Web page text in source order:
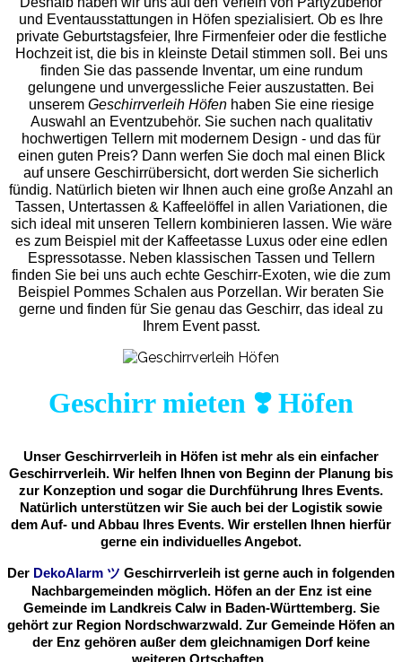
und Eventausstattungen in Höfen spezialisiert. Ob es Ihre
private Geburtstagsfeier, Ihre Firmenfeier oder die festliche
Hochzeit ist, die bis in kleinste Detail stimmen soll. Bei uns
finden Sie das passende Inventar, um eine rundum
gelungene und unvergess liche Feier auszustatten. Bei
unserem Geschirrverleih Höfenhaben Sie eine riesige
Auswahl an Eventzubehör. Sie suchen nach qualitativ
hochwertigen Tellern mit modernem Design - und das für
einen guten Preis? Dann werfen Sie doch mal einen Blick
auf unsere Geschirrübersicht, dort werden Sie sicherlich
fündig. Natürlich bieten wir Ihnen auch eine große Anzahl an
Tassen, Untertassen & Kaffeelöffel in allen Variationen, die
sich ideal mit unseren Tellern kombinieren lassen. Wie wäre
es zum Beispiel mit der Kaffeetasse Luxus oder eine edlen
Espressotasse. Neben klassischen Tassen und Tellern
finden Sie bei uns auch echte Geschirr-Exoten, wie die zum
Beispiel Pommes Schalen aus Porzellan. Wir beraten Sie
gerne und finden für Sie genau das Geschirr, das ideal zu
Ihrem Event passt.
Geschirr mieten ❣️ Höfen
Unser Geschirrverleih in Höfen ist mehr als ein einfacher
Geschirrverleih. Wir helfen Ihnen von Beginn der Planung bis
zur Konzeption und sogar die Durchführung Ihres Events.
Natürlich unterstützen wir Sie auch bei der Logistik sowie
dem Auf- und Abbau Ihres Events. Wir erstellen Ihnen hierfür
gerne ein individuelles Angebot.
Der DekoAlarm ツ Geschirrverleih ist gerne auch in folgenden
Nachbargemeinden möglich. Höfen an der Enz ist eine
Gemeinde im Landkreis Calw in Baden-Württemberg. Sie
gehört zur Region Nordschwarzwald. Zur Gemeinde Höfen an
der Enz gehören außer dem gleichnamigen Dorf keine